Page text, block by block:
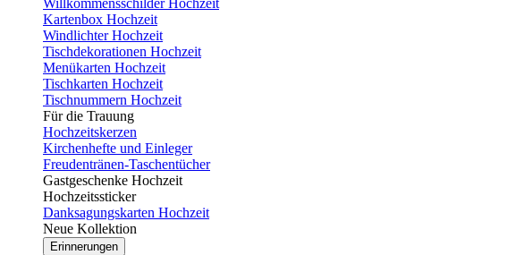
Willkommensschilder Hochzeit
Kartenbox Hochzeit
Windlichter Hochzeit
Tischdekorationen Hochzeit
Menükarten Hochzeit
Tischkarten Hochzeit
Tischnummern Hochzeit
Für die Trauung
Hochzeitskerzen
Kirchenhefte und Einleger
Freudentränen-Taschentücher
Gastgeschenke Hochzeit
Hochzeitssticker
Danksagungskarten Hochzeit
Neue Kollektion
Erinnerungen